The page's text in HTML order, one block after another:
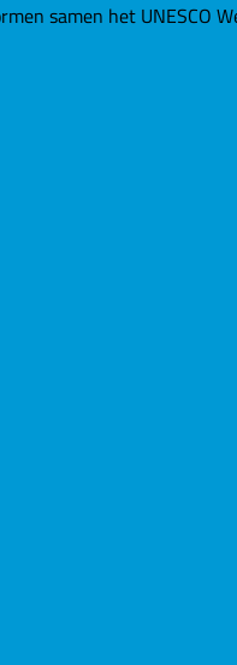
samen het